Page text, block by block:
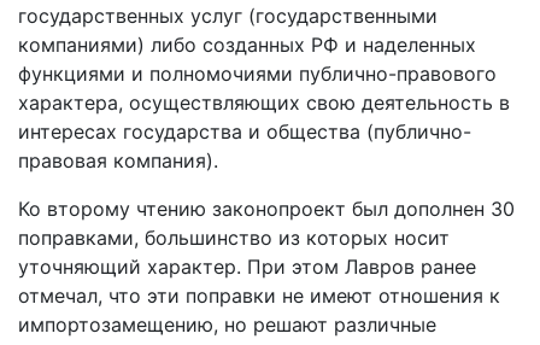
государственных услуг (государственными
компаниями) либо созданных РФ и наделенных
функциями и полномочиями публично-правового
характера, осуществляющих свою деятельность в
интересах государства и общества (публично-
правовая компания).
Ко второму чтению законопроект был дополнен 30
поправками, большинство из которых носит
уточняющий характер. При этом Лавров ранее
отмечал, что эти поправки не имеют отношения к
импортозамещению, но решают различные